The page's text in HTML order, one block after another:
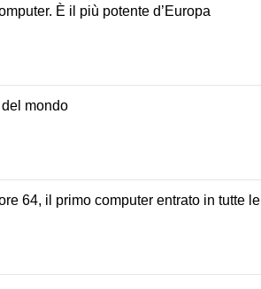
È il più potente d’Europa
del mondo
64, il primo computer entrato in tutte le